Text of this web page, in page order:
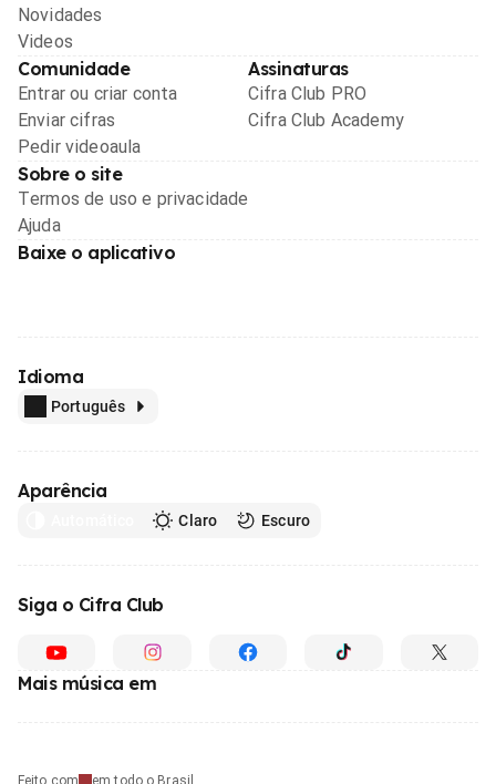
Novidades
Videos
Comunidade
Entrar ou criar conta
Enviar cifras
Pedir videoaula
Assinaturas
Cifra Club PRO
Cifra Club Academy
Sobre o site
Termos de uso e privacidade
Ajuda
Baixe o aplicativo
Idioma
Português
Aparência
Claro Escuro
Siga o Cifra Club
Mais música em
Feito com em todo o Brasil